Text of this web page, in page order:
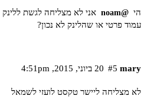
הי @noam
אני לא מצליחה לגשת
עמוד פרטי או שהלינק לא נכון?
mary 20 ביוני,‏ 2015,‏ 4:51pm #5
לא מצליחה ליישר טקסט לועזי לשמאל